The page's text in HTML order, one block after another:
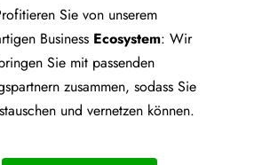
Sie von unserem
Business Ecosystem: Wir
Sie mit passenden
zusammen, sodass Sie
und vernetzen können.